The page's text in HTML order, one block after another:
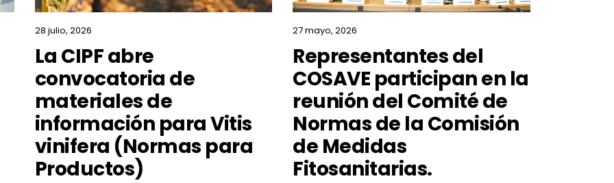
28 julio, 2026
La CIPF abre
convocatoria de
materiales de
información para Vitis
vinifera (Normas para
Productos)
27 mayo, 2026
Representantes del
COSAVE participan en la
reunión del Comité de
Normas de la Comisión
de Medidas
Fitosanitarias.